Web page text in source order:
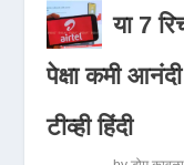
या 7
पेक्षा कमी आनंदी
टीव्ही हिंदी